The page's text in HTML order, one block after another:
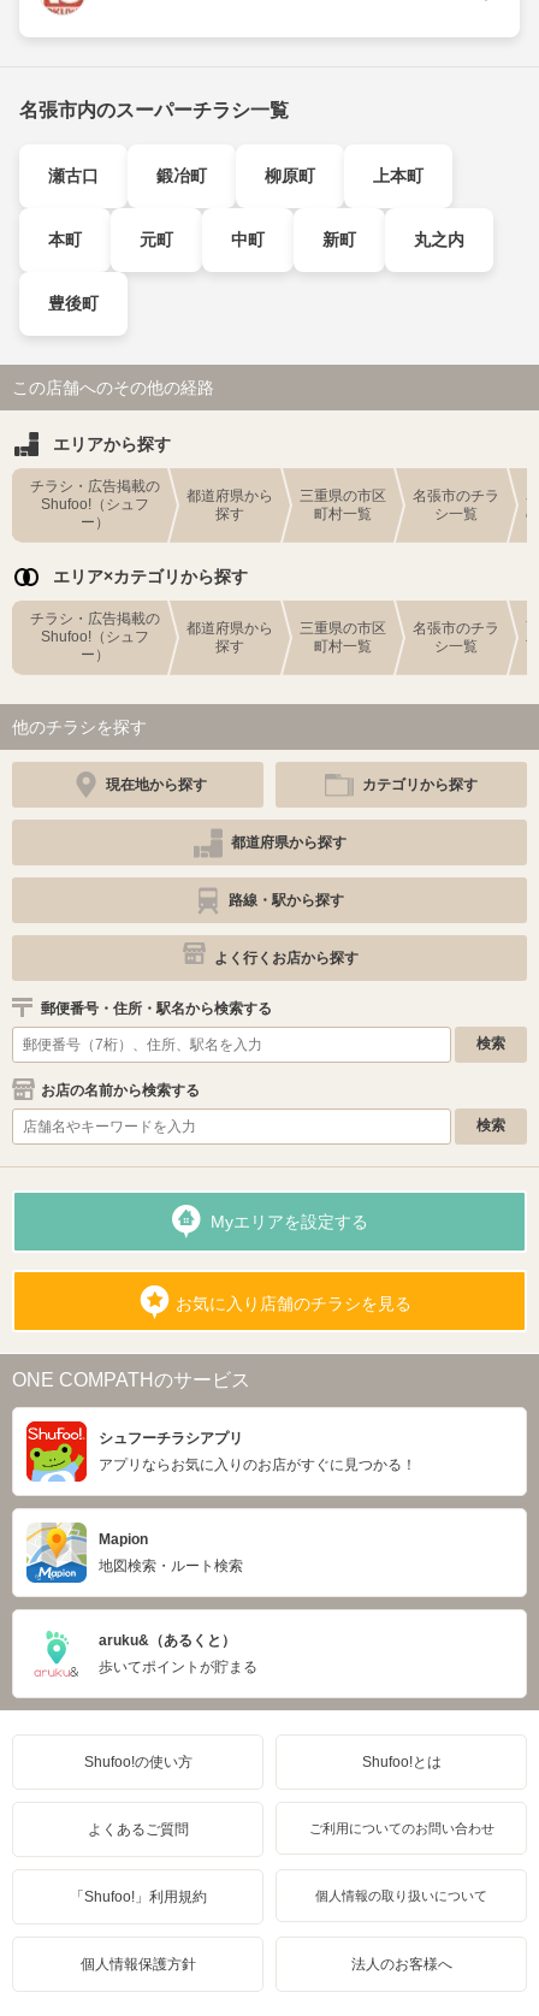
名張市内のスーパーチラシ一覧
瀬古口 鍛冶町 柳原町 上本町
本町 元町 中町 新町 丸之内
豊後町
この店舗へのその他の経路
エリアから探す
チラシ・広告掲載の
Shufoo!（シュフ
ー）
都道府県から
探す
三重県の市区
町村一覧
名張市のチラ
シ一覧
エリア×カテゴリから探す
チラシ・広告掲載の
Shufoo!（シュフ
ー）
都道府県から
探す
三重県の市区
町村一覧
名張市のチラ
シ一覧
他のチラシを探す
現在地から探す カテゴリから探す
都道府県から探す
路線・駅から探す
よく行くお店から探す
郵便番号・住所・駅名から検索する
お店の名前から検索する
Myエリアを設定する
お気に入り店舗のチラシを見る
ONE COMPATHのサービス
シュフーチラシアプリ
アプリならお気に入りのお店がすぐに見つかる！
Mapion
地図検索・ルート検索
aruku&（あるくと）
歩いてポイントが貯まる
Shufoo!の使い方 Shufoo!とは
よくあるご質問 ご利用についてのお問い合わせ
「Shufoo!」利用規約 個人情報の取り扱いについて
個人情報保護方針 法人のお客様へ